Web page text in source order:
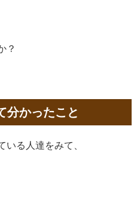
？
分かったこと
いる人達をみて、